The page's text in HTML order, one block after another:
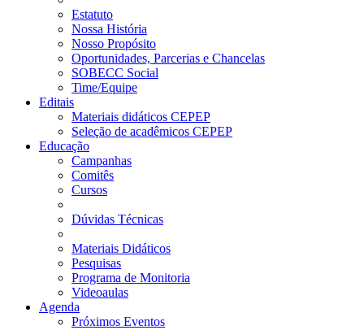
Estatuto
Nossa História
Nosso Propósito
Oportunidades, Parcerias e Chancelas
SOBECC Social
Time/Equipe
Editais
Materiais didáticos CEPEP
Seleção de acadêmicos CEPEP
Educação
Campanhas
Comitês
Cursos
Dúvidas Técnicas
Materiais Didáticos
Pesquisas
Programa de Monitoria
Videoaulas
Agenda
Próximos Eventos